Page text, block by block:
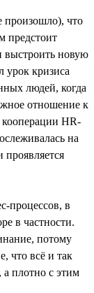
произошло), что
предстоит
выстроить новую
урок кризиса
людей, когда
отношение к
HR-
на
процессов, в
в частности.
потому
что всё и так
а плотно с этим